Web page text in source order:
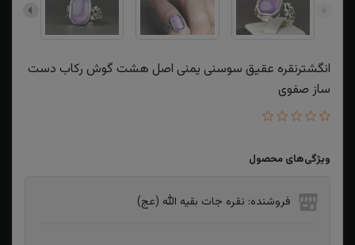
انگشترنقره عقیق سوسنی یمنی اصل هشت گوش رکاب دست
ساز صفوی
ویژگی‌های محصول
فروشنده: نقره جات بقیه الله (عج)